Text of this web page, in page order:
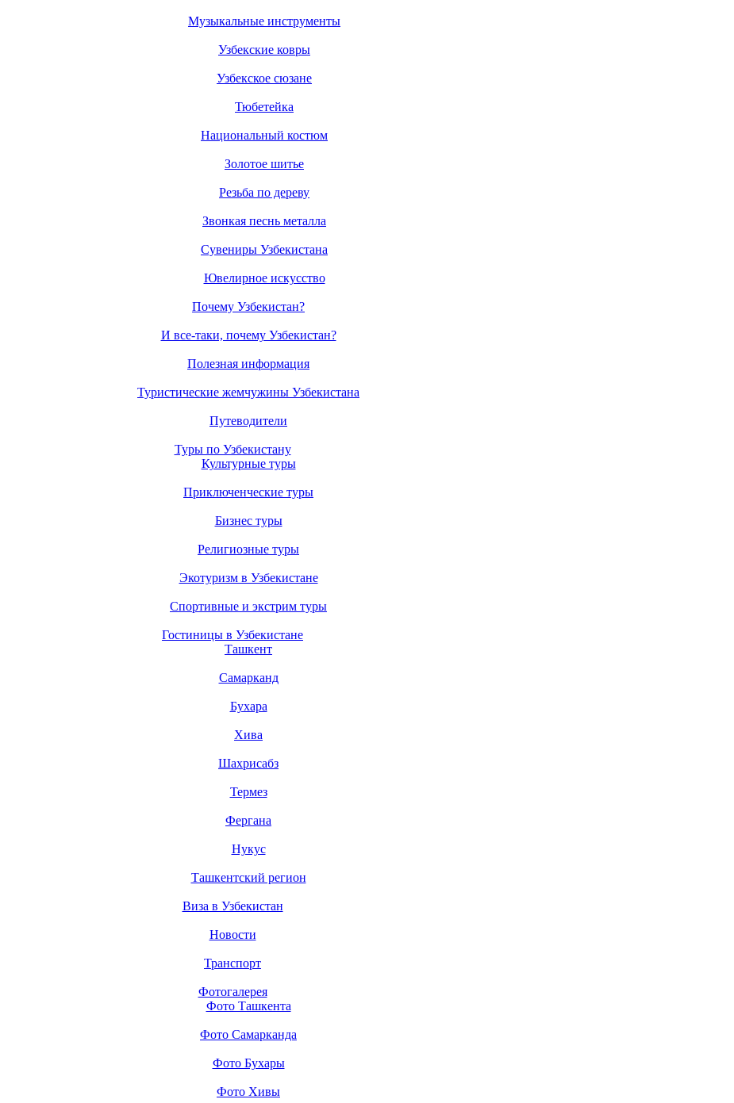
Музыкальные инструменты
Узбекские ковры
Узбекское сюзане
Тюбетейка
Национальный костюм
Золотое шитье
Резьба по дереву
Звонкая песнь металла
Сувениры Узбекистана
Ювелирное искусство
Почему Узбекистан?
И все-таки, почему Узбекистан?
Полезная информация
Туристические жемчужины Узбекистана
Путеводители
Туры по Узбекистану
Культурные туры
Приключенческие туры
Бизнес туры
Религиозные туры
Экотуризм в Узбекистане
Спортивные и экстрим туры
Гостиницы в Узбекистане
Ташкент
Самарканд
Бухара
Хива
Шахрисабз
Термез
Фергана
Нукус
Ташкентский регион
Виза в Узбекистан
Новости
Транспорт
Фотогалерея
Фото Ташкента
Фото Самарканда
Фото Бухары
Фото Хивы